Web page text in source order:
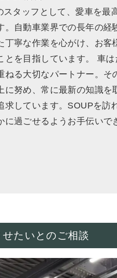
スタッフとして、愛車を最
。自動車業界での長年の経
丁寧な作業を心がけ、お客
とを目指しています。 車
ねる大切なパートナー。そ
に努め、常に最新の知識を
求しています。SOUPを訪
に過ごせるようお手伝いで
たいとのご相談